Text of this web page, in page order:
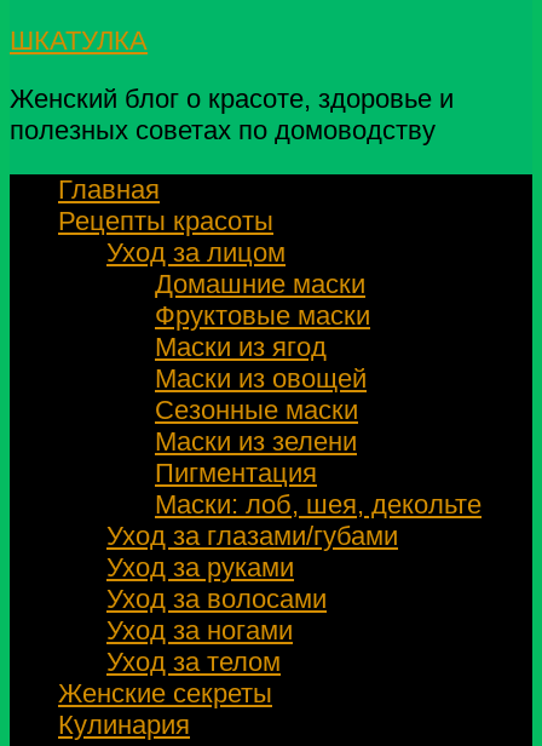
ШКАТУЛКА
Женский блог о красоте, здоровье и
полезных советах по домоводству
Главная
Рецепты красоты
Уход за лицом
Домашние маски
Фруктовые маски
Маски из ягод
Маски из овощей
Сезонные маски
Маски из зелени
Пигментация
Маски: лоб, шея, декольте
Уход за глазами/губами
Уход за руками
Уход за волосами
Уход за ногами
Уход за телом
Женские секреты
Кулинария